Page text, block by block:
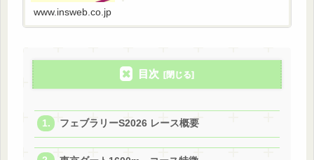
www.insweb.co.jp
目次
フェブラリーS2026 レース概要